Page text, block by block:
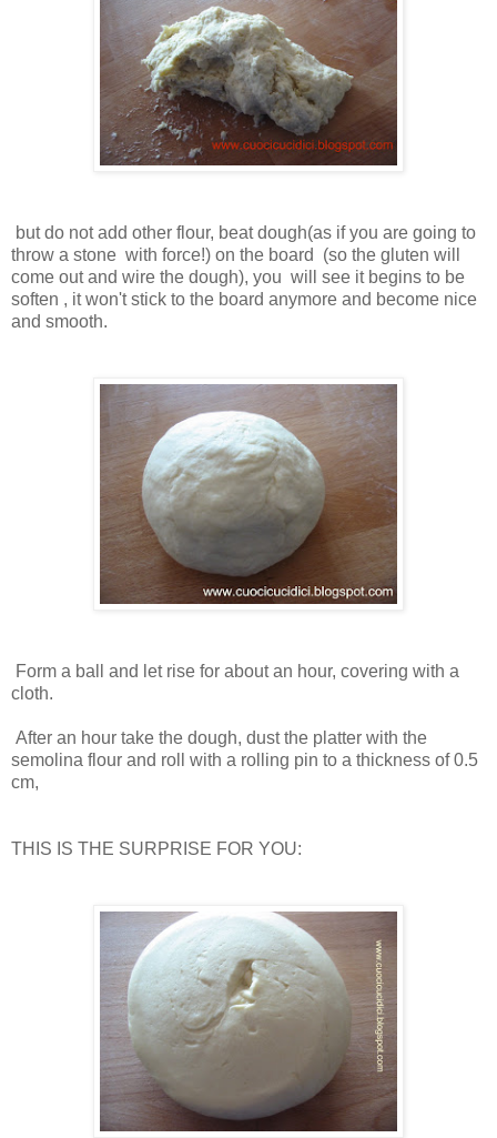
but do not add other flour, beat dough(as if you are going to
throw a stone with force!) on the board (so the gluten will
come out and wire the dough), you will see it begins to be
soften , it won't stick to the board anymore and become nice
and smooth.
Form a ball and let rise for about an hour, covering with a
cloth.
After an hour take the dough, dust the platter with the
semolina flour and roll with a rolling pin to a thickness of 0.5
cm,
THIS IS THE SURPRISE FOR YOU: